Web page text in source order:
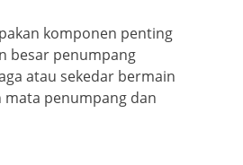
komponen penting
besar penumpang
atau sekedar bermain
mata penumpang dan